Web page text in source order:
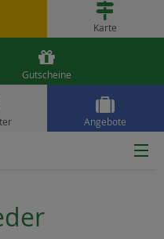

Karte

Gutscheine

Angebote